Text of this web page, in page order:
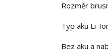
Rozměr
Typ aku Li-
Bez aku a